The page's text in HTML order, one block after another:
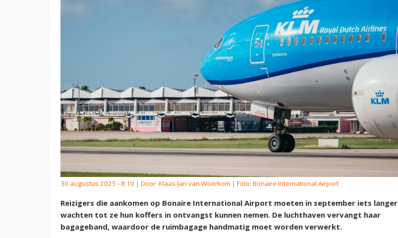
30 augustus 2025 - 8:10 | Door: Klaas-Jan van Woerkom | Foto: Bonaire International Airport
Reizigers die aankomen op Bonaire International Airport moeten in september iets langer
wachten tot ze hun koffers in ontvangst kunnen nemen. De luchthaven vervangt haar
bagageband, waardoor de ruimbagage handmatig moet worden verwerkt.